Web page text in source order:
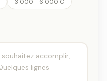
3 000 - 6 000 €